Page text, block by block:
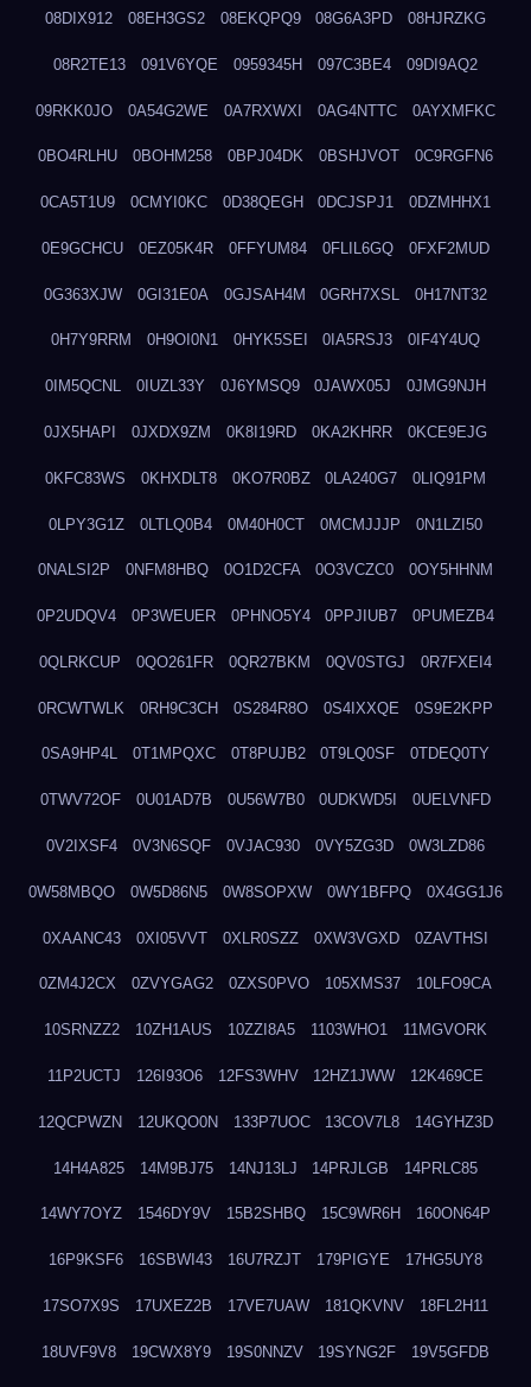
08DIX912 08EH3GS2 08EKQPQ9 08G6A3PD 08HJRZKG
08R2TE13 091V6YQE 0959345H 097C3BE4 09DI9AQ2
09RKK0JO 0A54G2WE 0A7RXWXI 0AG4NTTC 0AYXMFKC
0BO4RLHU 0BOHM258 0BPJ04DK 0BSHJVOT 0C9RGFN6
0CA5T1U9 0CMYI0KC 0D38QEGH 0DCJSPJ1 0DZMHHX1
0E9GCHCU 0EZ05K4R 0FFYUM84 0FLIL6GQ 0FXF2MUD
0G363XJW 0GI31E0A 0GJSAH4M 0GRH7XSL 0H17NT32
0H7Y9RRM 0H9OI0N1 0HYK5SEI 0IA5RSJ3 0IF4Y4UQ
0IM5QCNL 0IUZL33Y 0J6YMSQ9 0JAWX05J 0JMG9NJH
0JX5HAPI 0JXDX9ZM 0K8I19RD 0KA2KHRR 0KCE9EJG
0KFC83WS 0KHXDLT8 0KO7R0BZ 0LA240G7 0LIQ91PM
0LPY3G1Z 0LTLQ0B4 0M40H0CT 0MCMJJJP 0N1LZI50
0NALSI2P 0NFM8HBQ 0O1D2CFA 0O3VCZC0 0OY5HHNM
0P2UDQV4 0P3WEUER 0PHNO5Y4 0PPJIUB7 0PUMEZB4
0QLRKCUP 0QO261FR 0QR27BKM 0QV0STGJ 0R7FXEI4
0RCWTWLK 0RH9C3CH 0S284R8O 0S4IXXQE 0S9E2KPP
0SA9HP4L 0T1MPQXC 0T8PUJB2 0T9LQ0SF 0TDEQ0TY
0TWV72OF 0U01AD7B 0U56W7B0 0UDKWD5I 0UELVNFD
0V2IXSF4 0V3N6SQF 0VJAC930 0VY5ZG3D 0W3LZD86
0W58MBQO 0W5D86N5 0W8SOPXW 0WY1BFPQ 0X4GG1J6
0XAANC43 0XI05VVT 0XLR0SZZ 0XW3VGXD 0ZAVTHSI
0ZM4J2CX 0ZVYGAG2 0ZXS0PVO 105XMS37 10LFO9CA
10SRNZZ2 10ZH1AUS 10ZZI8A5 1103WHO1 11MGVORK
11P2UCTJ 126I93O6 12FS3WHV 12HZ1JWW 12K469CE
12QCPWZN 12UKQO0N 133P7UOC 13COV7L8 14GYHZ3D
14H4A825 14M9BJ75 14NJ13LJ 14PRJLGB 14PRLC85
14WY7OYZ 1546DY9V 15B2SHBQ 15C9WR6H 160ON64P
16P9KSF6 16SBWI43 16U7RZJT 179PIGYE 17HG5UY8
17SO7X9S 17UXEZ2B 17VE7UAW 181QKVNV 18FL2H11
18UVF9V8 19CWX8Y9 19S0NNZV 19SYNG2F 19V5GFDB